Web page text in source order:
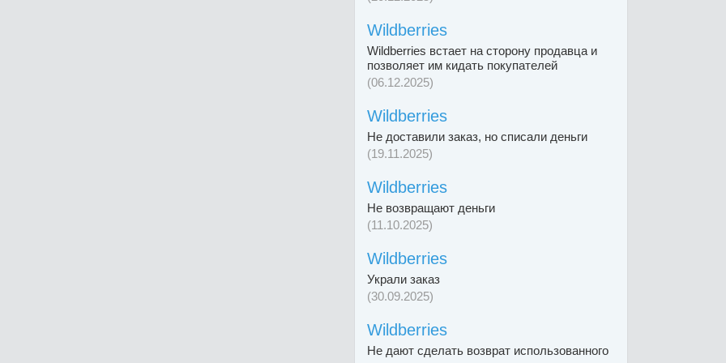
Wildberries
Wildberries встает на сторону продавца и
позволяет им кидать покупателей
(06.12.2025)
Wildberries
Не доставили заказ, но списали деньги
(19.11.2025)
Wildberries
Не возвращают деньги
(11.10.2025)
Wildberries
Украли заказ
(30.09.2025)
Wildberries
Не дают сделать возврат использованного